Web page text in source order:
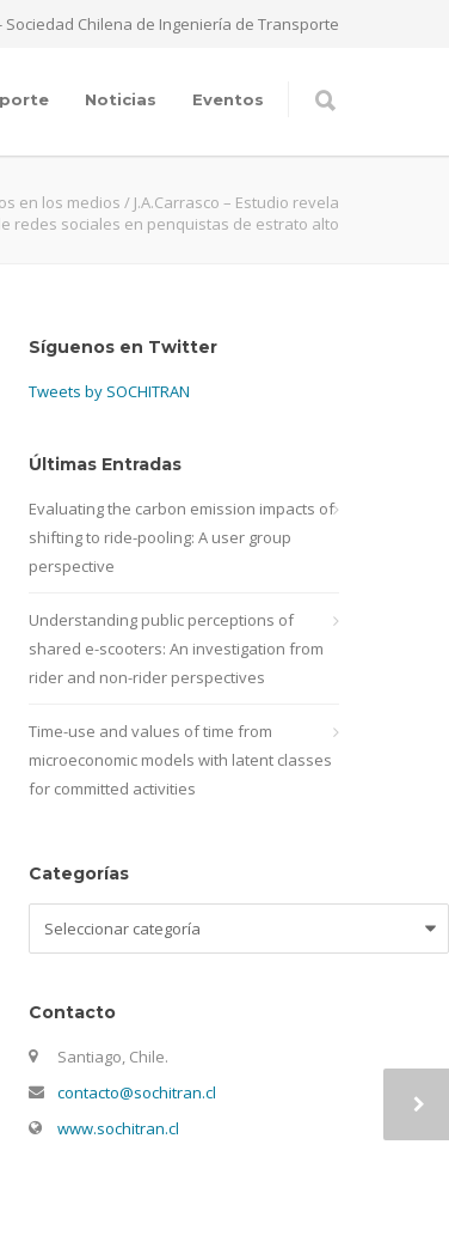
- Sociedad Chilena de Ingeniería de Transporte
Noticias Eventos
en los medios / J.A.Carrasco – Estudio revela
redes sociales en penquistas de estrato alto
Síguenos en Twitter
Tweets by SOCHITRAN
Últimas Entradas
Evaluating the carbon emission impacts of
shifting to ride-pooling: A user group
perspective
Understanding public perceptions of
shared e-scooters: An investigation from
rider and non-rider perspectives
Time-use and values of time from
microeconomic models with latent classes
for committed activities
Categorías
Contacto
Santiago, Chile.
contacto@sochitran.cl
www.sochitran.cl